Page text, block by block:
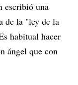
escribió una
de la "ley de la
habitual hacer
ángel que con